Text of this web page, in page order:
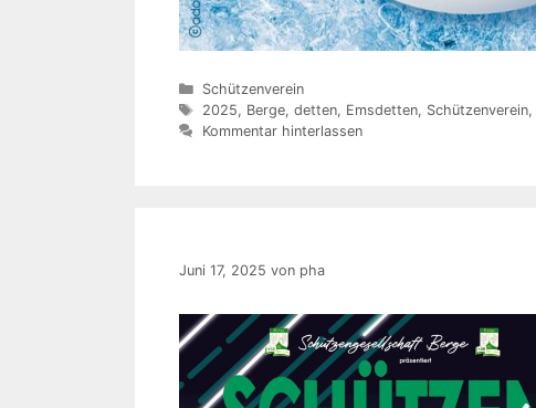
Kategorien
Schützenverein
Schlagwörter
2025, Berge, detten, Emsdetten, Schützenverein,
Kommentar hinterlassen
Juni 17, 2025 von pha